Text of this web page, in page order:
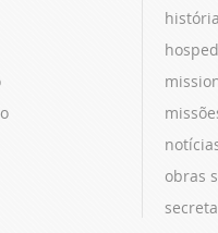
obras